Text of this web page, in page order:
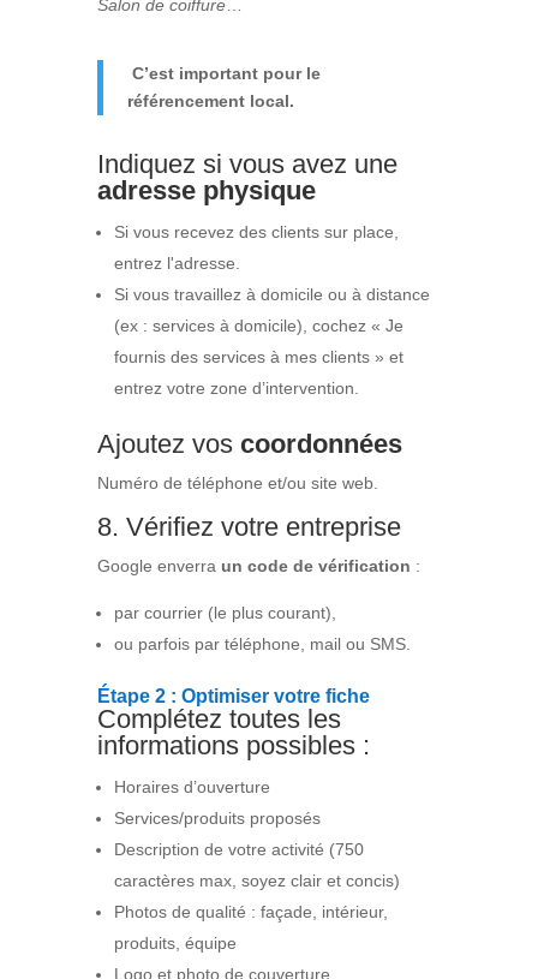
Salon de coiffure…
C’est important pour le
référencement local.
Indiquez si vous avez une
adresse physique
Si vous recevez des clients sur place,
entrez l'adresse.
Si vous travaillez à domicile ou à distance
(ex : services à domicile), cochez « Je
fournis des services à mes clients » et
entrez votre zone d’intervention.
Ajoutez vos coordonnées
Numéro de téléphone et/ou site web.
8. Vérifiez votre entreprise
Google enverra un code de vérification :
par courrier (le plus courant),
ou parfois par téléphone, mail ou SMS.
Étape 2 : Optimiser votre fiche
Complétez toutes les
informations possibles :
Horaires d’ouverture
Services/produits proposés
Description de votre activité (750
caractères max, soyez clair et concis)
Photos de qualité : façade, intérieur,
produits, équipe
Logo et photo de couverture